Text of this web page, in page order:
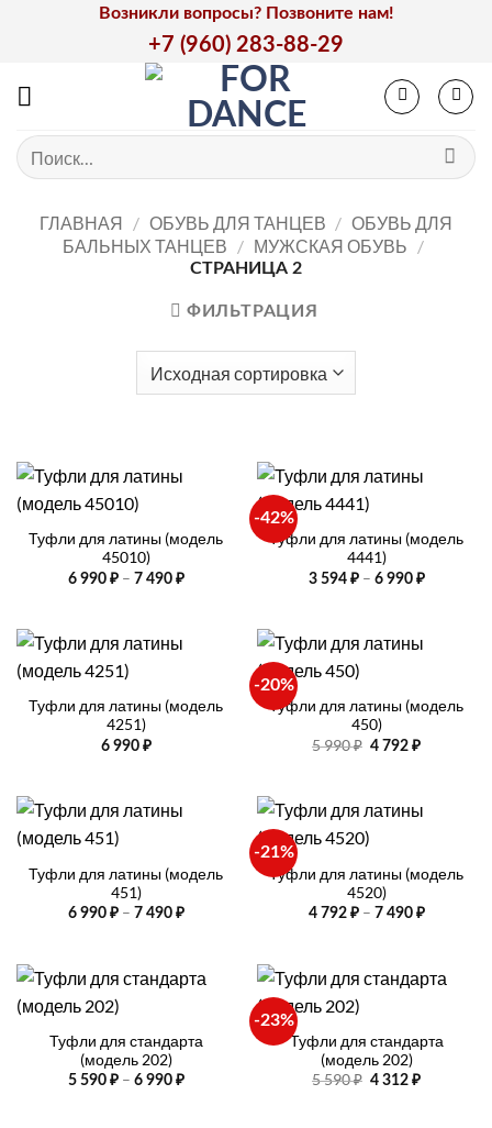
Возникли вопросы? Позвоните нам!
+7 (960) 283-88-29
Искать:
ГЛАВНАЯ / ОБУВЬ ДЛЯ ТАНЦЕВ / ОБУВЬ ДЛЯ
БАЛЬНЫХ ТАНЦЕВ / МУЖСКАЯ ОБУВЬ /
СТРАНИЦА 2
ФИЛЬТРАЦИЯ
Туфли для латины (модель
45010)
6 990 ₽ – 7 490 ₽Диапазон
-42%
Туфли для латины (модель
4441)
3 594 ₽ – 6 990 ₽Диапазон
Туфли для латины (модель
4251)
6 990 ₽
-20%
Туфли для латины (модель
450)
5 990₽ Первоначальная
4 792₽Текущая
Туфли для латины (модель
451)
6 990 ₽ – 7 490 ₽Диапазон
7
-21%
Туфли для латины (модель
4520)
4 792 ₽ – 7 490 ₽Диапазон
7
Туфли для стандарта
(модель 202)
5 590 ₽ – 6 990 ₽Диапазон
-23%
Туфли для стандарта
(модель 202)
5 590₽ Первоначальная
4 312₽Текущая